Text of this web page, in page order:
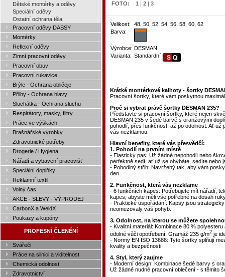
Dětské montérky a oděvy
Speciální oděvy
Ostatní ochrana těla
Pracovní oděvy DASSY
Montérky
Reflexní oděvy
Zimní pracovní oděvy
Pracovní obuv
Pracovní rukavice
Brýle - Ochrana obličeje
Přilby - Ochrana hlavy
Sluchátka - Ochrana sluchu
Respirátory, masky, filtry
Práce ve výškách
Brašnářské výrobky
Zdravotnické potřeby
Drogerie / Hygiena
Nářadí a vybavení pracovišť
Speciální doplňky
Reklamní textil
Volný čas
AKCE - SLEVY - VÝPRODEJ
CarbonX a WeldX
Poukazy a kupóny
PROFESNÍ ČLENĚNÍ
Svářeči
Práce na silnici a viditelnost
Chemická odolnost
Zdravotnictví
FOTO: 1 | 2 | 3
Velikost:
48, 50, 52, 54, 56, 58, 60, 62
Barva:
Výrobce: DESMAN
Varianta: Standardní
Krátké montérkové kalhoty - šortky
Pracovní šortky, které vám poskytnou
Proč si vybrat právě šortky DESMAN 235?
Představte si pracovní šortky, které nejen
DESMAN 235 v šedé barvě s oranžovými
pohodlí, přes funkčnost, až po odolnost. Ať
vás nezklamou.
Hlavní benefity, které vás přesvědčí:
1. Pohodlí na prvním místě
- Elastický pas: Už žádné nepohodlí nebo
perfektně sedí, ať už se ohýbáte, sedíte nebo
- Pohodlný střih: Navržený tak, aby vám
den.
2. Funkčnost, která vás nezklame
- 6 funkčních kapes: Potřebujete mít nářadí,
kapes, abyste měli vše potřebné na dosah
- Praktické uspořádání: Kapsy jsou
neomezovaly váš pohyb.
3. Odolnost, na kterou se můžete
- Kvalitní materiál: Kombinace 80 %
odolné vůči opotřebení. Gramáž 235 g/m2 je
- Normy EN ISO 13688: Tyto šortky splňují
kvality a bezpečnosti.
4. Styl, který zaujme
- Moderní design: Kombinace šedé barvy s
Už žádné nudné pracovní oblečení - s těmito